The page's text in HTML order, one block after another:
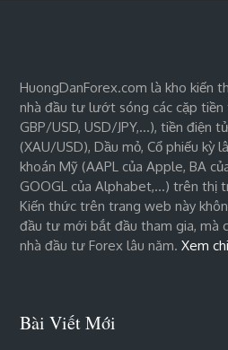
HuongDanForex.com là kho kiến
nhà đầu tư lướt sóng các cặp tiền
GBP/USD, USD/JPY,…), tiền điện
(XAU/USD), Dầu mỏ, Cổ phiếu
khoán Mỹ (AAPL của Apple, BA
GOOGL của Alphabet,…) trên thị
Kiến thức trên trang web này
đầu tư mới bắt đầu tham gia, mà
nhà đầu tư Forex lâu năm.Xem
Bài Viết Mới